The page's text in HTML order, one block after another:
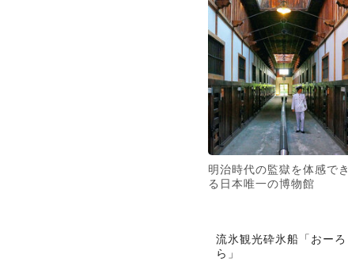
明治時代の監獄を体感でき
る日本唯一の博物館
流氷観光砕氷船「おーろ
ら」